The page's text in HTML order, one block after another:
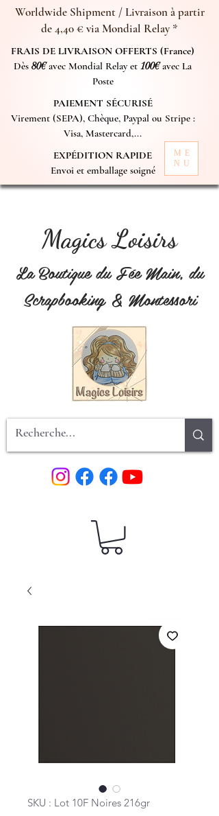
Worldwide Shipment / Livraison à partir
de 4,40 € via Mondial Relay *
FRAIS DE LIVRAISON OFFERTS (France)
Dès 80€avec Mondial Relay et 100€avec La
Poste
PAIEMENT SÉCURISÉ
Virement (SEPA), Chèque, Paypal ou Stripe :
Visa, Mastercard,...
EXPÉDITION RAPIDE
Envoi et emballage soigné
ME
NU
Magics Loisirs
La Boutique du Fée Main, du
Scrapbooking & Montessori
SKU : Lot 10F Noires 216gr